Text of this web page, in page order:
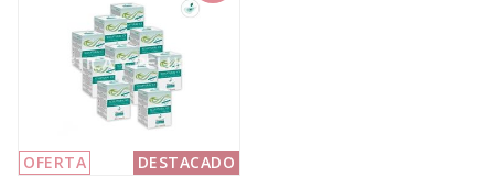
OFERTA
DESTACADO